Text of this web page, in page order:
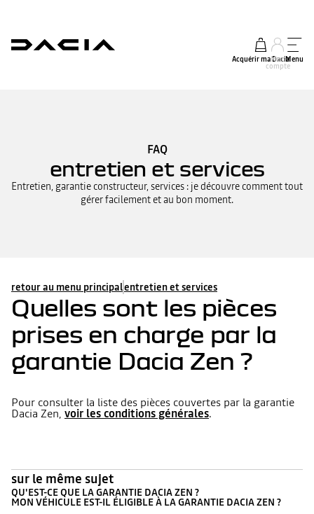
Acquérir ma Dacia
Mon
compte
Menu
FAQ
entretien et services
Entretien, garantie constructeur, services : je découvre comment tout
gérer facilement et au bon moment.
retour au menu principalentretien et services
Quelles sont les pièces
prises en charge par la
garantie Dacia Zen ?
Pour consulter la liste des pièces couvertes par la garantie
Dacia Zen, voir les conditions générales.
sur le même sujet
QU'EST-CE QUE LA GARANTIE DACIA ZEN ?
MON VÉHICULE EST-IL ÉLIGIBLE À LA GARANTIE DACIA ZEN ?